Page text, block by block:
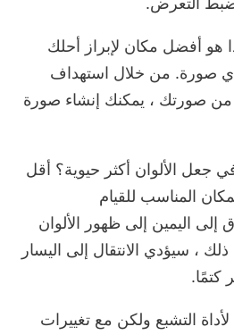
هو أفضل مكان لإبراز أحلك
صورة. من خلال استهداف
من صورتك ، يمكنك إنشاء صورة
الألوان أكثر حيوية؟ أقل
المناسب للقيام
إلى اليمين إلى ظهور الألوان
ذلك ، سيؤدي الانتقال إلى اليسار
كتمًا.
التشبع ولكن مع تغييرات